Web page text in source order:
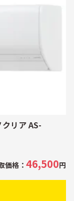
リア AS-
価格： 46,500円